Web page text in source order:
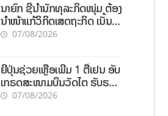
ນາຍົກ ຊີ້ນຳນັກທຸລະກິດໜຸ່ມ ຕ້ອງ
ນຳໜ້າແກ້ວິກິດເສດຖະກິດ ເນັ້ນດຶງ
ທຶນສາກົນ, ຫັນສູ່ດິຈິຕອນ
07/08/2026
ຍີ່ປຸ່ນຊ່ວຍເຫຼືອເພີ່ມ 1 ຕື້ເຢນ ອັບ
ເກຣດສະໜາມບິນວັດໄຕ ຮັບຮອງ
ການເຕີບໂຕ
07/08/2026